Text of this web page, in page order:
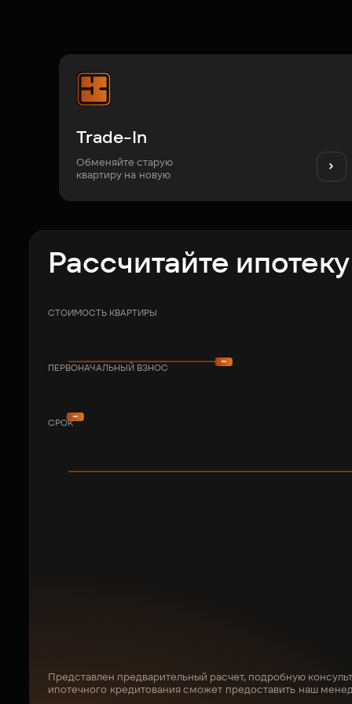
Trade-In
Обменяйте старую
квартиру на новую
Рассчитайте ипотеку
СТОИМОСТЬ КВАРТИРЫ
ПЕРВОНАЧАЛЬНЫЙ ВЗНОС
СРОК
Представлен предварительный расчет, подробную
ипотечного кредитования сможет предоставить наш